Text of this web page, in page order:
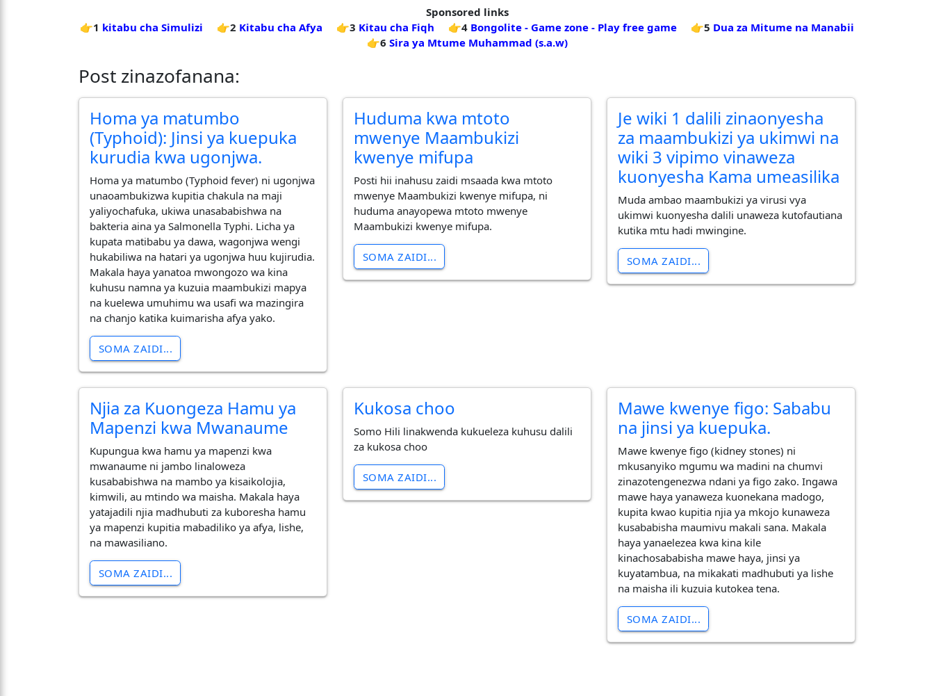
Sponsored links
👉1 kitabu cha Simulizi 👉2 Kitabu cha Afya 👉3 Kitau cha Fiqh 👉4 Bongolite - Game zone - Play free game 👉5 Dua za Mitume na Manabii
👉6 Sira ya Mtume Muhammad (s.a.w)
Post zinazofanana:
Homa ya matumbo
(Typhoid): Jinsi ya kuepuka
kurudia kwa ugonjwa.
​Homa ya matumbo (Typhoid fever) ni ugonjwa
unaoambukizwa kupitia chakula na maji
yaliyochafuka, ukiwa unasababishwa na
bakteria aina ya Salmonella Typhi. Licha ya
kupata matibabu ya dawa, wagonjwa wengi
hukabiliwa na hatari ya ugonjwa huu kujirudia.
Makala haya yanatoa mwongozo wa kina
kuhusu namna ya kuzuia maambukizi mapya
na kuelewa umuhimu wa usafi wa mazingira
na chanjo katika kuimarisha afya yako.
SOMA ZAIDI...
Huduma kwa mtoto
mwenye Maambukizi
kwenye mifupa
Posti hii inahusu zaidi msaada kwa mtoto
mwenye Maambukizi kwenye mifupa, ni
huduma anayopewa mtoto mwenye
Maambukizi kwenye mifupa.
SOMA ZAIDI...
Je wiki 1 dalili zinaonyesha
za maambukizi ya ukimwi na
wiki 3 vipimo vinaweza
kuonyesha Kama umeasilika
Muda ambao maambukizi ya virusi vya
ukimwi kuonyesha dalili unaweza kutofautiana
kutika mtu hadi mwingine.
SOMA ZAIDI...
Njia za Kuongeza Hamu ya
Mapenzi kwa Mwanaume
​Kupungua kwa hamu ya mapenzi kwa
mwanaume ni jambo linaloweza
kusababishwa na mambo ya kisaikolojia,
kimwili, au mtindo wa maisha. Makala haya
yatajadili njia madhubuti za kuboresha hamu
ya mapenzi kupitia mabadiliko ya afya, lishe,
na mawasiliano.
SOMA ZAIDI...
Kukosa choo
Somo Hili linakwenda kukueleza kuhusu dalili
za kukosa choo
SOMA ZAIDI...
Mawe kwenye figo: Sababu
na jinsi ya kuepuka.
​Mawe kwenye figo (kidney stones) ni
mkusanyiko mgumu wa madini na chumvi
zinazotengenezwa ndani ya figo zako. Ingawa
mawe haya yanaweza kuonekana madogo,
kupita kwao kupitia njia ya mkojo kunaweza
kusababisha maumivu makali sana. Makala
haya yanaelezea kwa kina kile
kinachosababisha mawe haya, jinsi ya
kuyatambua, na mikakati madhubuti ya lishe
na maisha ili kuzuia kutokea tena.
SOMA ZAIDI...